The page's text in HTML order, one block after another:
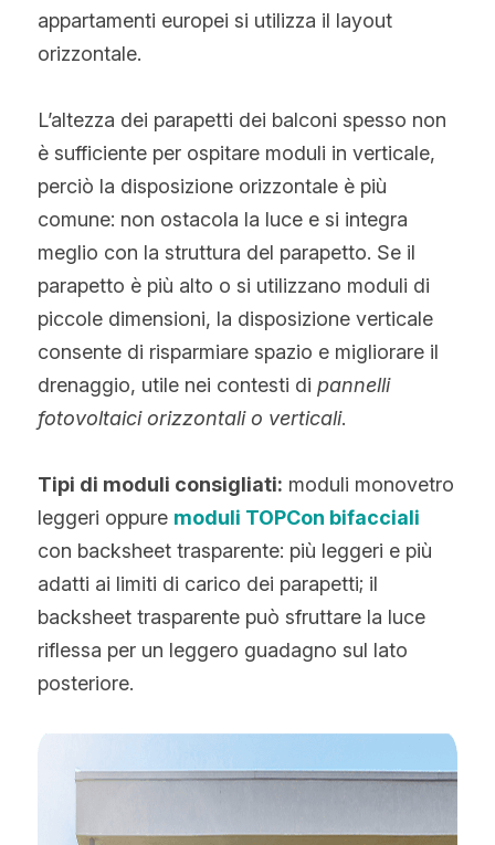
appartamenti europei si utilizza il layout
orizzontale.
L’altezza dei parapetti dei balconi spesso non
è sufficiente per ospitare moduli in verticale,
perciò la disposizione orizzontale è più
comune: non ostacola la luce e si integra
meglio con la struttura del parapetto. Se il
parapetto è più alto o si utilizzano moduli di
piccole dimensioni, la disposizione verticale
consente di risparmiare spazio e migliorare il
drenaggio, utile nei contesti di pannelli
fotovoltaici orizzontali o verticali.
Tipi di moduli consigliati: moduli monovetro
leggeri oppure moduli TOPCon bifacciali
con backsheet trasparente: più leggeri e più
adatti ai limiti di carico dei parapetti; il
backsheet trasparente può sfruttare la luce
riflessa per un leggero guadagno sul lato
posteriore.